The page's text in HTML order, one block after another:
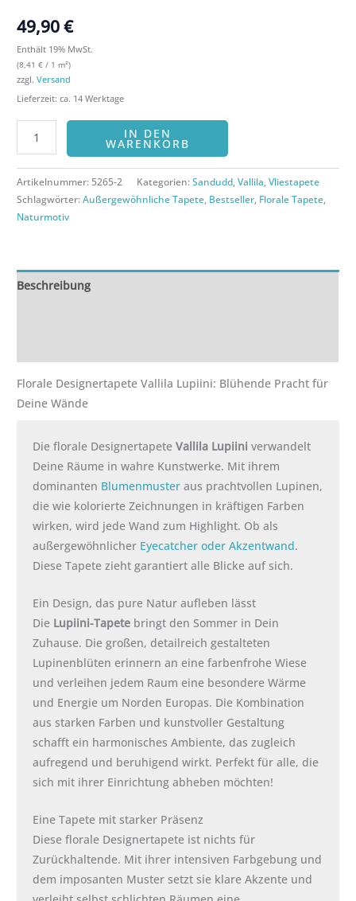
49,90€
Enthält 19% MwSt.
(8,41€ / 1 m²)
zzgl.Versand
Lieferzeit: ca. 14 Werktage
IN DEN
WARENKORB
Artikelnummer: 5265-2 Kategorien:Sandudd,Vallila,Vliestapete
Schlagwörter:Außergewöhnliche Tapete, Bestseller, Florale Tapete,
Naturmotiv
Beschreibung
Florale Designertapete Vallila Lupiini: Blühende Pracht für
Deine Wände
Die florale DesignertapeteVallila Lupiini verwandelt
Deine Räume in wahre Kunstwerke. Mit ihrem
dominanten Blumenmuster aus prachtvollen Lupinen,
die wie kolorierte Zeichnungen in kräftigen Farben
wirken, wird jede Wand zum Highlight. Ob als
außergewöhnlicher Eyecatcher oder Akzentwand.
Diese Tapete zieht garantiert alle Blicke auf sich.
Ein Design, das pure Natur aufleben lässt
Die Lupiini-Tapete bringt den Sommer in Dein
Zuhause. Die großen, detailreich gestalteten
Lupinenblüten erinnern an eine farbenfrohe Wiese
und verleihen jedem Raum eine besondere Wärme
und Energie um Norden Europas. Die Kombination
aus starken Farben und kunstvoller Gestaltung
schafft ein harmonisches Ambiente, das zugleich
aufregend und beruhigend wirkt. Perfekt für alle, die
sich mit ihrer Einrichtung abheben möchten!
Eine Tapete mit starker Präsenz
Diese florale Designertapete ist nichts für
Zurückhaltende. Mit ihrer intensiven Farbgebung und
dem imposanten Muster setzt sie klare Akzente und